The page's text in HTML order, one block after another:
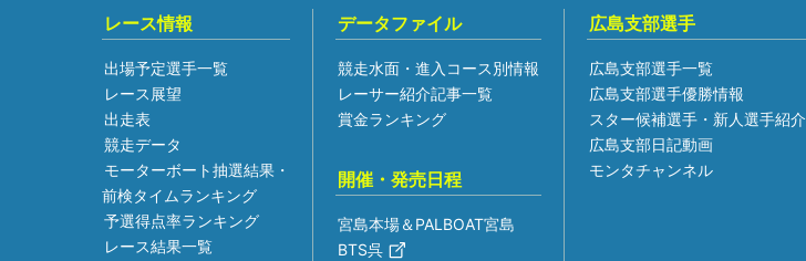
レース情報
出場予定選手一覧
レース展望
出走表
競走データ
モーターボート抽選結果・
前検タイムランキング
予選得点率ランキング
レース結果一覧
データファイル
競走水面・進入コース別情報
レーサー紹介記事一覧
賞金ランキング
開催・発売日程
宮島本場＆PALBOAT宮島
BTS呉
広島支部選手
広島支部選手一覧
広島支部選手優勝情報
スター候補選手・新人選手紹介
広島支部日記動画
モンタチャンネル